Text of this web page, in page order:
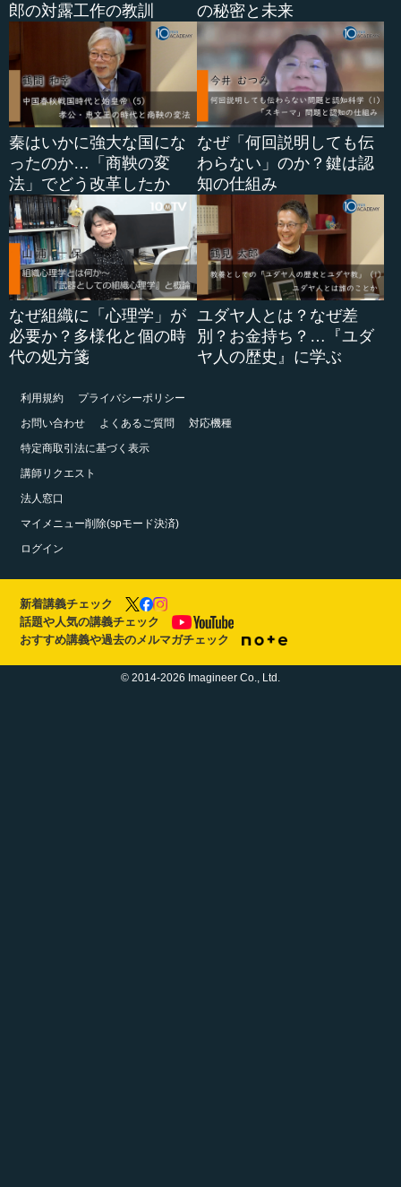
郎の対露工作の教訓
の秘密と未来
秦はいかに強大な国にな
ったのか…「商鞅の変
法」でどう改革したか
なぜ「何回説明しても伝
わらない」のか？鍵は認
知の仕組み
なぜ組織に「心理学」が
必要か？多様化と個の時
代の処方箋
ユダヤ人とは？なぜ差
別？お金持ち？…『ユダ
ヤ人の歴史』に学ぶ
利用規約
プライバシーポリシー
お問い合わせ
よくあるご質問
対応機種
特定商取引法に基づく表示
講師リクエスト
法人窓口
マイメニュー削除(spモード決済)
ログイン
新着講義チェック
話題や人気の講義チェック
おすすめ講義や過去のメルマガチェック
© 2014-2026 Imagineer Co., Ltd.